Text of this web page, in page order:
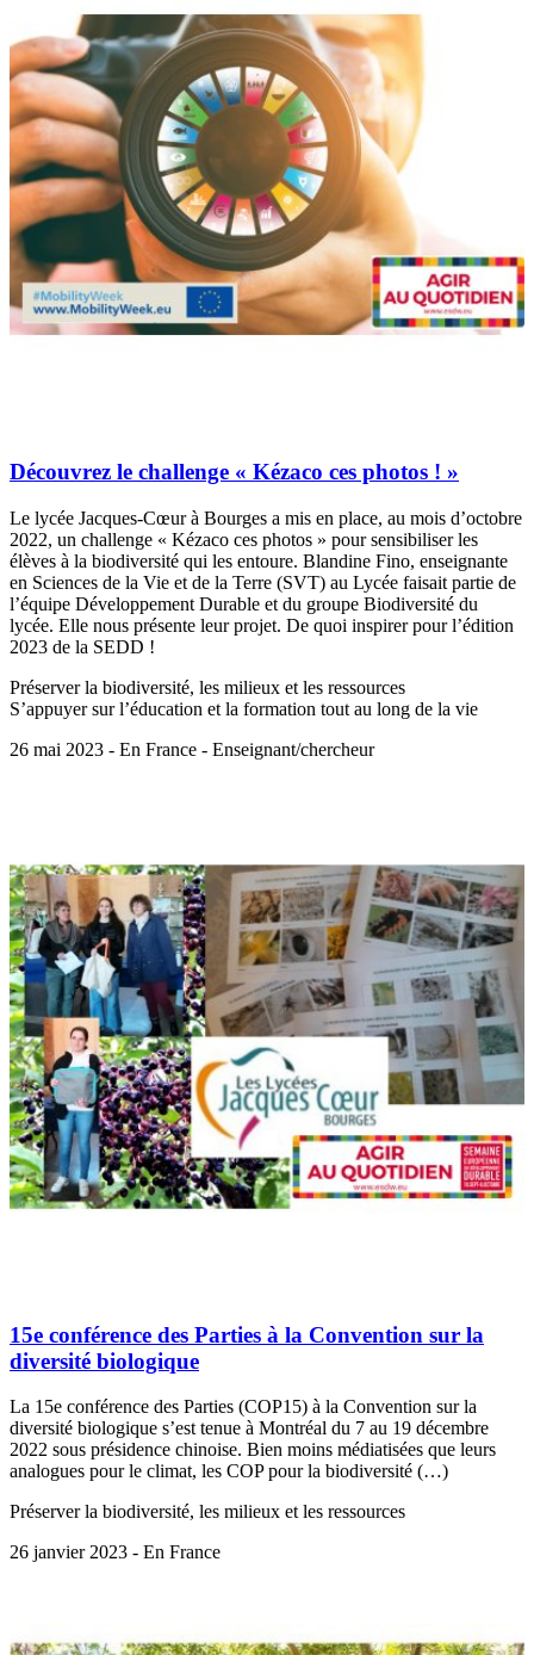
Découvrez le challenge « Kézaco ces photos ! »
Le lycée Jacques-Cœur à Bourges a mis en place, au mois d’octobre
2022, un challenge « Kézaco ces photos » pour sensibiliser les
élèves à la biodiversité qui les entoure. Blandine Fino, enseignante
en Sciences de la Vie et de la Terre (SVT) au Lycée faisait partie de
l’équipe Développement Durable et du groupe Biodiversité du
lycée. Elle nous présente leur projet. De quoi inspirer pour l’édition
2023 de la SEDD !
Préserver la biodiversité, les milieux et les ressources
S’appuyer sur l’éducation et la formation tout au long de la vie
26 mai 2023 - En France - Enseignant/chercheur
15e conférence des Parties à la Convention sur la
diversité biologique
La 15e conférence des Parties (COP15) à la Convention sur la
diversité biologique s’est tenue à Montréal du 7 au 19 décembre
2022 sous présidence chinoise. Bien moins médiatisées que leurs
analogues pour le climat, les COP pour la biodiversité (…)
Préserver la biodiversité, les milieux et les ressources
26 janvier 2023 - En France